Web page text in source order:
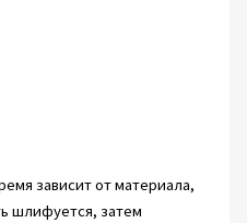
зависит от материала,
шлифуется, затем